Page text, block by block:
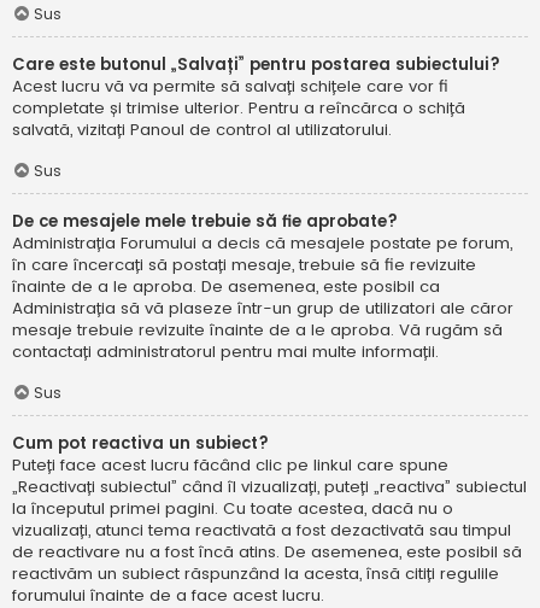
Sus
Care este butonul „Salvați” pentru postarea subiectului?
Acest lucru vă va permite să salvați schițele care vor fi
completate și trimise ulterior. Pentru a reîncărca o schiță
salvată, vizitați Panoul de control al utilizatorului.
Sus
De ce mesajele mele trebuie să fie aprobate?
Administrația Forumului a decis că mesajele postate pe forum,
în care încercați să postați mesaje, trebuie să fie revizuite
înainte de a le aproba. De asemenea, este posibil ca
Administrația să vă plaseze într-un grup de utilizatori ale căror
mesaje trebuie revizuite înainte de a le aproba. Vă rugăm să
contactați administratorul pentru mai multe informații.
Sus
Cum pot reactiva un subiect?
Puteți face acest lucru făcând clic pe linkul care spune
„Reactivați subiectul” când îl vizualizați, puteți „reactiva” subiectul
la începutul primei pagini. Cu toate acestea, dacă nu o
vizualizați, atunci tema reactivată a fost dezactivată sau timpul
de reactivare nu a fost încă atins. De asemenea, este posibil să
reactivăm un subiect răspunzând la acesta, însă citiți regulile
forumului înainte de a face acest lucru.